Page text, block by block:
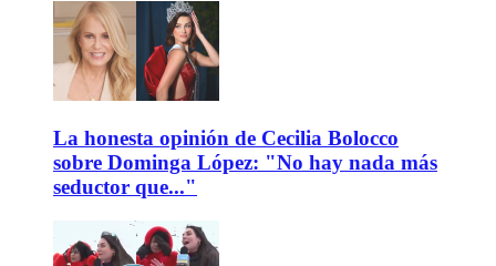
La honesta opinión de Cecilia Bolocco
sobre Dominga López: "No hay nada más
seductor que..."